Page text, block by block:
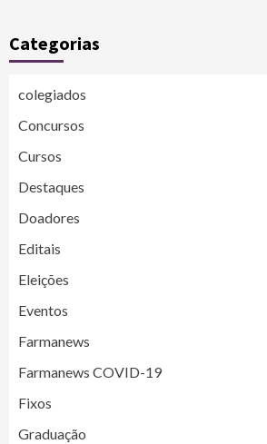
Categorias
colegiados
Concursos
Cursos
Destaques
Doadores
Editais
Eleições
Eventos
Farmanews
Farmanews COVID-19
Fixos
Graduação